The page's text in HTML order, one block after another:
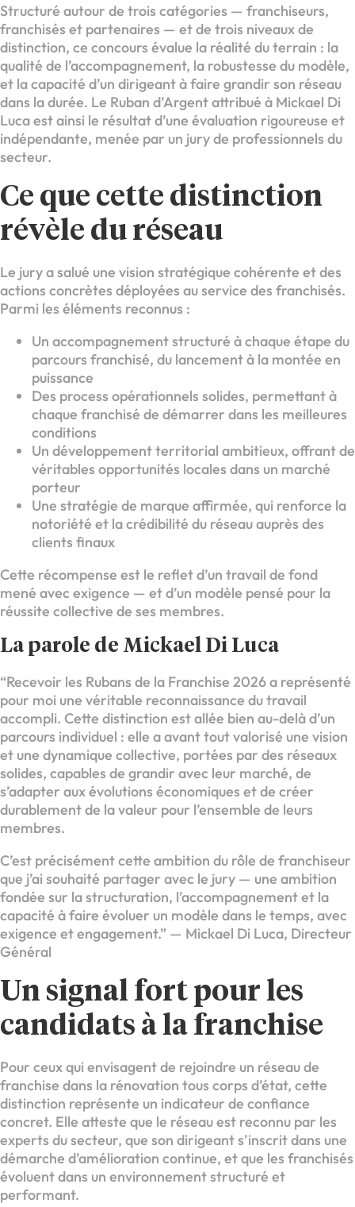
Structuré autour de trois catégories — franchiseurs,
franchisés et partenaires — et de trois niveaux de
distinction, ce concours évalue la réalité du terrain : la
qualité de l’accompagnement, la robustesse du modèle,
et la capacité d’un dirigeant à faire grandir son réseau
dans la durée. Le Ruban d’Argent attribué à Mickael Di
Luca est ainsi le résultat d’une évaluation rigoureuse et
indépendante, menée par un jury de professionnels du
secteur.
Ce que cette distinction
révèle du réseau
Le jury a salué une vision stratégique cohérente et des
actions concrètes déployées au service des franchisés.
Parmi les éléments reconnus :
Un accompagnement structuré à chaque étape du
parcours franchisé, du lancement à la montée en
puissance
Des process opérationnels solides, permettant à
chaque franchisé de démarrer dans les meilleures
conditions
Un développement territorial ambitieux, offrant de
véritables opportunités locales dans un marché
porteur
Une stratégie de marque affirmée, qui renforce la
notoriété et la crédibilité du réseau auprès des
clients finaux
Cette récompense est le reflet d’un travail de fond
mené avec exigence — et d’un modèle pensé pour la
réussite collective de ses membres.
La parole de Mickael Di Luca
“Recevoir les Rubans de la Franchise 2026 a représenté
pour moi une véritable reconnaissance du travail
accompli. Cette distinction est allée bien au-delà d’un
parcours individuel : elle a avant tout valorisé une vision
et une dynamique collective, portées par des réseaux
solides, capables de grandir avec leur marché, de
s’adapter aux évolutions économiques et de créer
durablement de la valeur pour l’ensemble de leurs
membres.
C’est précisément cette ambition du rôle de franchiseur
que j’ai souhaité partager avec le jury — une ambition
fondée sur la structuration, l’accompagnement et la
capacité à faire évoluer un modèle dans le temps, avec
exigence et engagement.” — Mickael Di Luca, Directeur
Général
Un signal fort pour les
candidats à la franchise
Pour ceux qui envisagent de rejoindre un réseau de
franchise dans la rénovation tous corps d’état, cette
distinction représente un indicateur de confiance
concret. Elle atteste que le réseau est reconnu par les
experts du secteur, que son dirigeant s’inscrit dans une
démarche d’amélioration continue, et que les franchisés
évoluent dans un environnement structuré et
performant.